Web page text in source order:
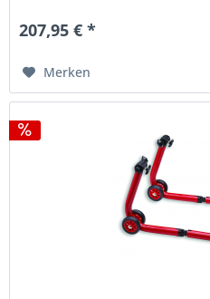
207,95 € *
Merken